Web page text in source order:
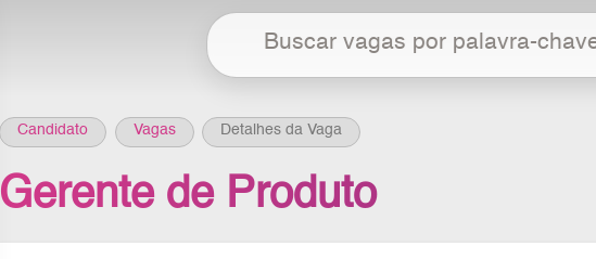
Candidato Vagas Detalhes da Vaga
Gerente de Produto